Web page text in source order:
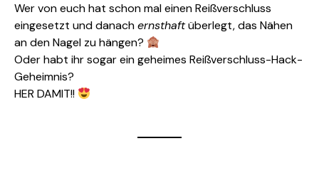
Wer von euch hat schon mal einen Reißverschluss
eingesetzt und danachernsthaftüberlegt, das Nähen
an den Nagel zu hängen?
Oder habt ihr sogar ein geheimes Reißverschluss-Hack-
Geheimnis?
HER DAMIT!!